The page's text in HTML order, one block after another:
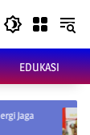
EDUKASI
Lokal